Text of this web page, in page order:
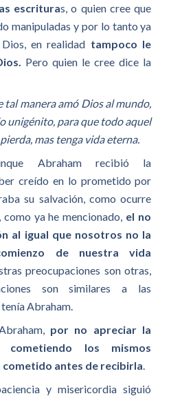
escrituras, o quien cree que
manipuladas y por lo tanto ya
en realidad tampoco le
Pero quien le cree dice la
manera amó Dios al mundo,
unigénito, para que todo aquel
mas tenga vida eterna.
Abraham recibió la
creído en lo prometido por
su salvación, como ocurre
ya he mencionado, el no
al igual que nosotros no la
de nuestra vida
preocupaciones son otras,
son similares a las
Abraham.
por no apreciar la
cometiendo los mismos
cometido antes de recibirla
y misericordia siguió